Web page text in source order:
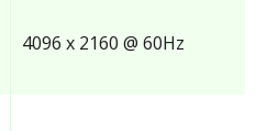
4096 x 2160 @ 60Hz